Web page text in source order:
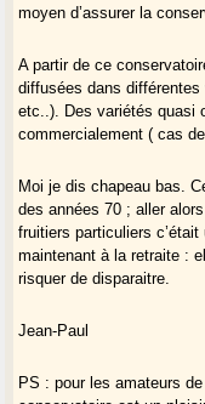
moyen d’assurer la
A partir de ce
diffusées dans
etc..). Des variétés quasi
commercialement ( cas
Moi je dis chapeau bas.
des années 70 ; aller
fruitiers particuliers
maintenant à la retraite :
risquer de disparaitre.
Jean-Paul
PS : pour les amateurs